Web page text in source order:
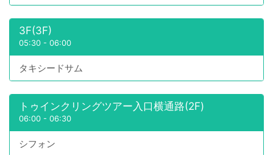
3F(3F)
05:30 - 06:00
タキシードサム
トゥインクリングツアー入口横通路(2F)
06:00 - 06:30
シフォン